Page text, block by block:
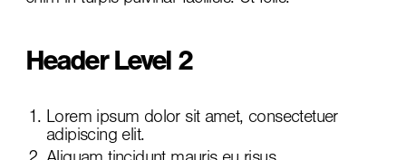
Header Level 2
Lorem ipsum dolor sit amet, consectetuer
adipiscing elit.